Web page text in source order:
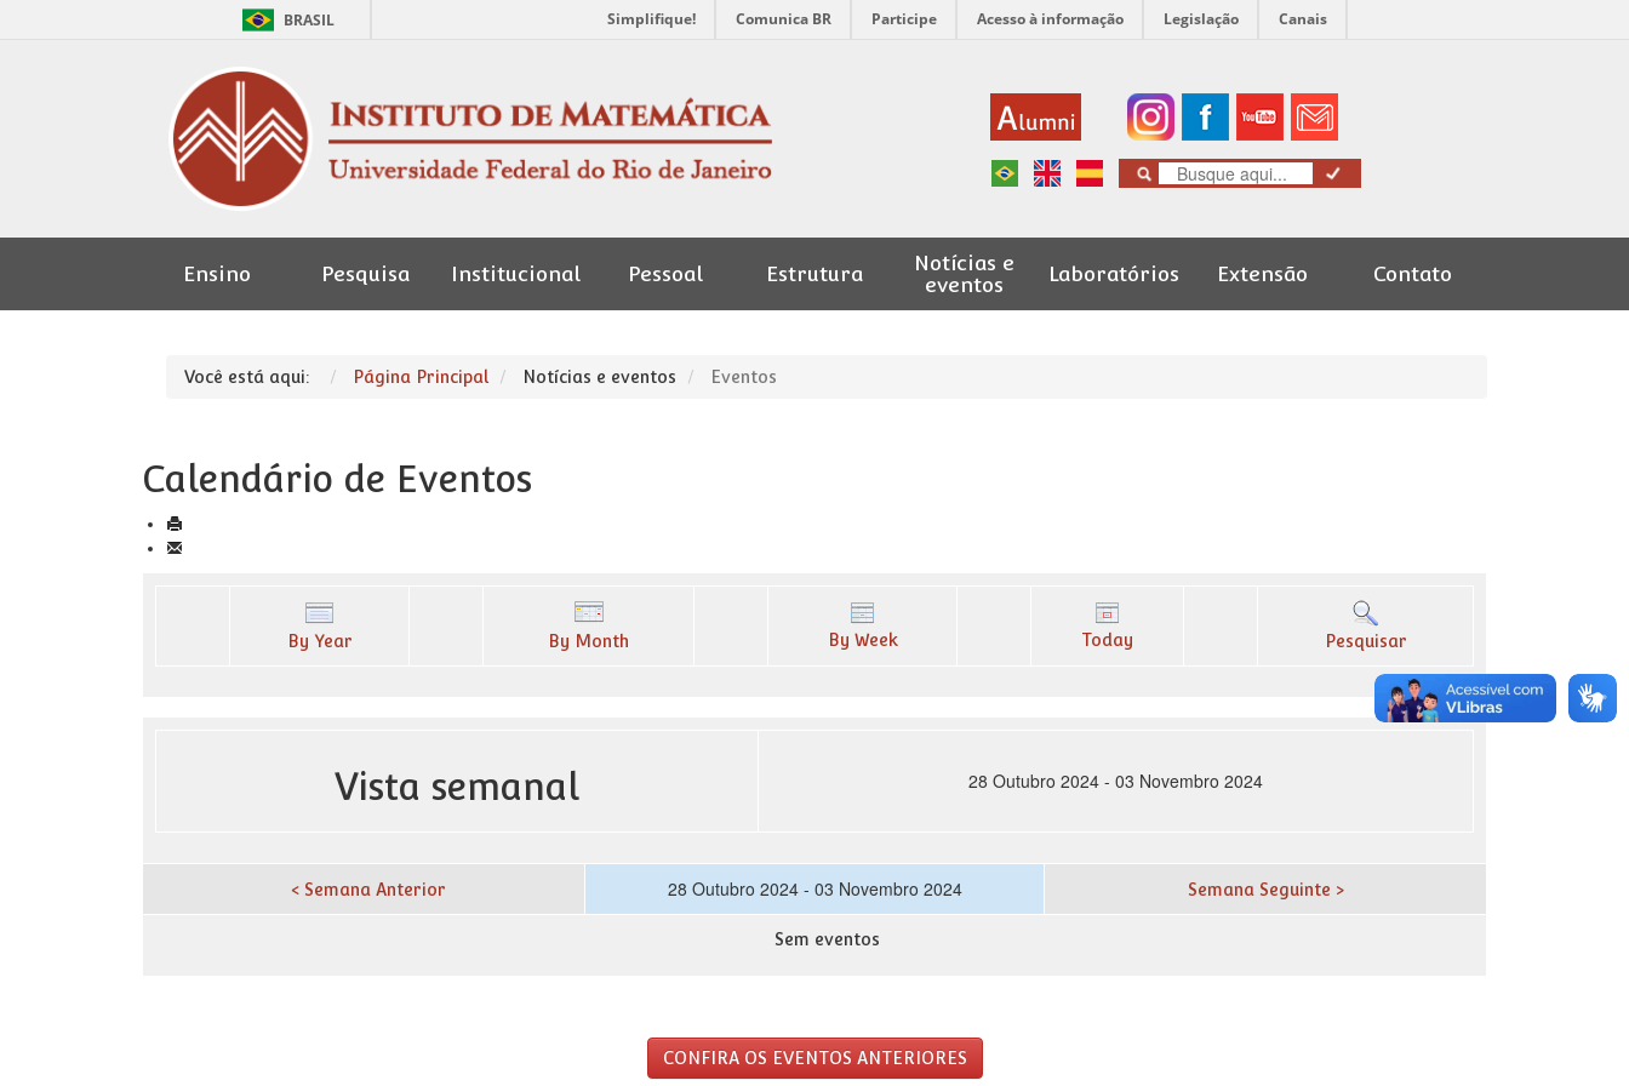
BRASIL Simplifique! Comunica BR Participe Acesso à informação Legislação Canais
Ensino Pesquisa Institucional Pessoal Estrutura
Notícias e
eventos
Laboratórios Extensão Contato
Você está aqui: Página Principal Notícias e eventos Eventos
Calendário de Eventos
By Year By Month By Week Today Pesquisar
Vista semanal 28 Outubro 2024 - 03 Novembro 2024
< Semana Anterior 28 Outubro 2024 - 03 Novembro 2024 Semana Seguinte >
Sem eventos
CONFIRA OS EVENTOS ANTERIORES